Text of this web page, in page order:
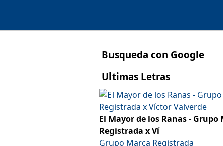
Busqueda con Google
Ultimas Letras
El Mayor de los Ranas - Grupo
Registrada x Ví
Grupo Marca Registrada